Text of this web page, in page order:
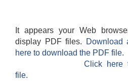
It appears your Web
display PDF files.
Download
here to download the PDF file.
Click here
file.